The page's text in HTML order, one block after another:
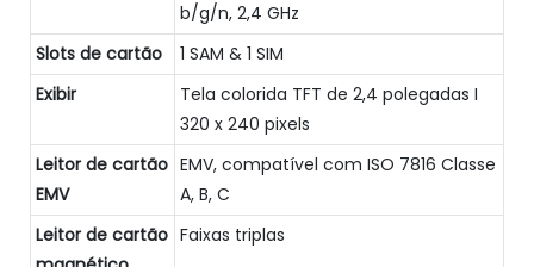
b/g/n, 2,4 GHz
Slots de cartão
1 SAM & 1 SIM
Exibir
Tela colorida TFT de 2,4 polegadas I
320 x 240 pixels
Leitor de cartão
EMV
EMV, compatível com ISO 7816 Classe
A, B, C
Leitor de cartão Faixas triplas